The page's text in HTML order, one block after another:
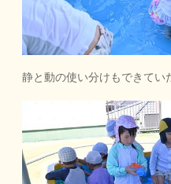
静と動の使い分けもできて